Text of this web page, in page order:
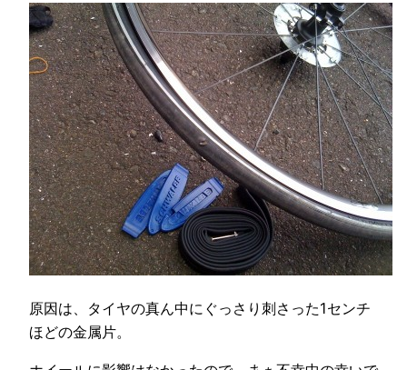
原因は、タイヤの真ん中にぐっさり刺さった1センチ
ほどの金属片。